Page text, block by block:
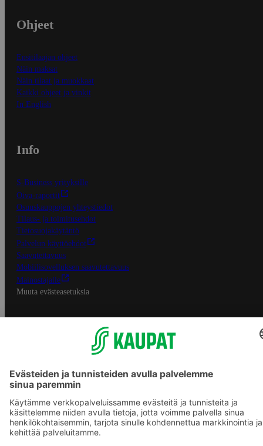
Ohjeet
Ensitilaajan ohjeet
Näin maksat
Näin tilaat ja muokkaat
Kaikki ohjeet ja vinkit
In English
Info
S-Business yrityksille
Oiva-raportit
Osuuskauppojen yhteystiedot
Tilaus- ja toimitusehdot
Tietosuojakäytäntö
Palvelun käyttöehdot
Saavutettavuus
Mobiilisovelluksen saavutettavuus
Mainostajalle
Muuta evästeasetuksia
S-ryhmän palvelut
S-ryhmä
Asiakasomistajuus
S-ostoslista -sovellus
Prisma.fi
Sokos.fi